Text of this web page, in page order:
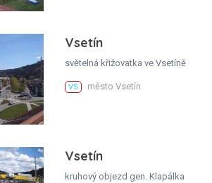
Vsetín
světelná křižovatka ve Vsetíně
VS město Vsetín
Vsetín
kruhový objezd gen. Klapálka